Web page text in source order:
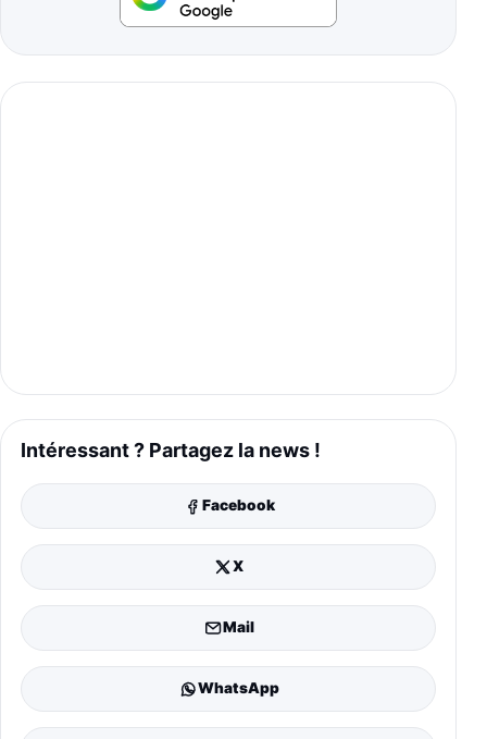
Intéressant ? Partagez la news !
Facebook
X
Mail
WhatsApp